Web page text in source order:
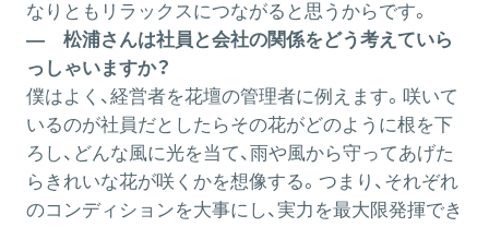
なりともリラックスにつながると思うからです。
― 松浦さんは社員と会社の関係をどう考えていら
っしゃいますか？
僕はよく、経営者を花壇の管理者に例えます。咲いて
いるのが社員だとしたらその花がどのように根を下
ろし、どんな風に光を当て、雨や風から守ってあげた
らきれいな花が咲くかを想像する。つまり、それぞれ
のコンディションを大事にし、実力を最大限発揮でき